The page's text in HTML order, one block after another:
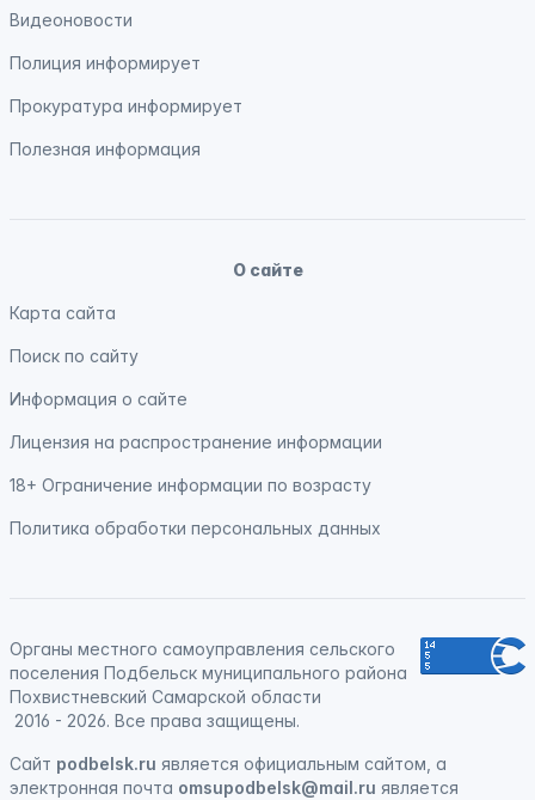
Видеоновости
Полиция информирует
Прокуратура информирует
Полезная информация
О сайте
Карта сайта
Поиск по сайту
Информация о сайте
Лицензия на распространение информации
18+ Ограничение информации по возрасту
Политика обработки персональных данных
Органы местного самоуправления сельского
поселения Подбельск муниципального района
Похвистневский Самарской области
2016 - 2026. Все права защищены.
Сайт podbelsk.ru является официальным сайтом, а
электронная почта omsupodbelsk@mail.ru является